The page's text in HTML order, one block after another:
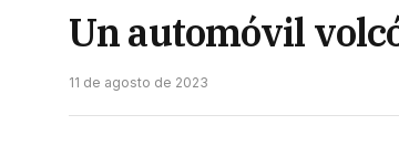
Un automóvil
11 de agosto de 2023